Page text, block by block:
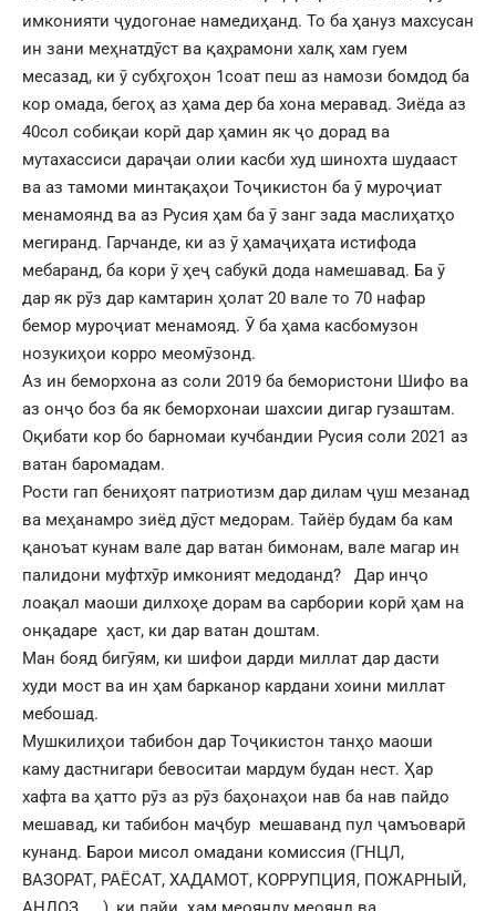
имконияти ҷудогонае намедиҳанд. То ба ҳануз махсусан
ин зани меҳнатдӯст ва қаҳрамони халқ хам гуем
месазад, ки ӯ субҳгоҳон 1соат пеш аз намози бомдод ба
кор омада, бегоҳ аз ҳама дер ба хона меравад. Зиёда аз
40сол собиқаи корӣ дар ҳамин як ҷо дорад ва
мутахассиси дараҷаи олии касби худ шинохта шудааст
ва аз тамоми минтақаҳои Тоҷикистон ба ӯ муроҷиат
менамоянд ва аз Русия ҳам ба ӯ занг зада маслиҳатҳо
мегиранд. Гарчанде, ки аз ӯ ҳамаҷиҳата истифода
мебаранд, ба кори ӯ ҳеҷ сабукӣ дода намешавад. Ба ӯ
дар як рӯз дар камтарин ҳолат 20 вале то 70 нафар
бемор муроҷиат менамояд. Ӯ ба ҳама касбомузон
нозукиҳои корро меомӯзонд.
Аз ин беморхона аз соли 2019 ба бемористони Шифо ва
аз онҷо боз ба як беморхонаи шахсии дигар гузаштам.
Оқибати кор бо барномаи кучбандии Русия соли 2021 аз
ватан баромадам.
Рости гап бениҳоят патриотизм дар дилам ҷуш мезанад
ва меҳанамро зиёд дӯст медорам. Тайёр будам ба кам
қаноъат кунам вале дар ватан бимонам, вале магар ин
палидони муфтхӯр имконият медоданд? Дар инҷо
лоақал маоши дилхоҳе дорам ва сарбории корӣ ҳам на
онқадаре ҳаст, ки дар ватан доштам.
Ман бояд бигӯям, ки шифои дарди миллат дар дасти
худи мост ва ин ҳам барканор кардани хоини миллат
мебошад.
Мушкилиҳои табибон дар Тоҷикистон танҳо маоши
каму дастнигари бевоситаи мардум будан нест. Ҳар
хафта ва ҳатто рӯз аз рӯз баҳонаҳои нав ба нав пайдо
мешавад, ки табибон маҷбур мешаванд пул ҷамъоварӣ
кунанд. Барои мисол омадани комиссия (ГНЦЛ,
ВАЗОРАТ, РАЁСАТ, ХАДАМОТ, КОРРУПЦИЯ, ПОЖАРНЫЙ,